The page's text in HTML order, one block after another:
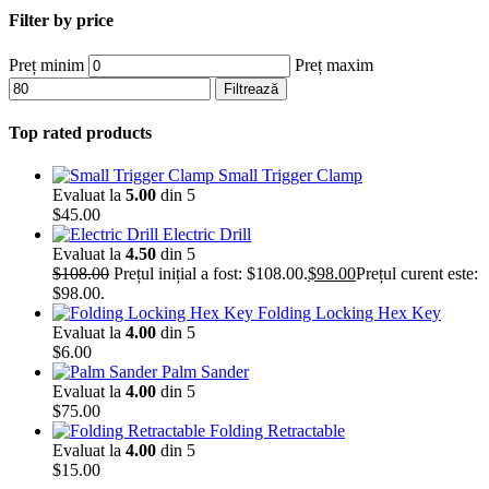
Filter by price
Preț minim Preț maxim
Filtrează
Top rated products
Small Trigger Clamp
Evaluat la 5.00 din 5
$45.00
Electric Drill
Evaluat la 4.50 din 5
$108.00 Prețul inițial a fost: $108.00.$98.00Prețul curent este:
$98.00.
Folding Locking Hex Key
Evaluat la 4.00 din 5
$6.00
Palm Sander
Evaluat la 4.00 din 5
$75.00
Folding Retractable
Evaluat la 4.00 din 5
$15.00